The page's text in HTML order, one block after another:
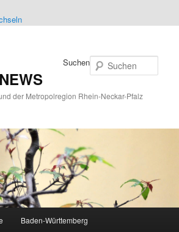
der Metropolregion Rhein-Neckar-Pfalz
Suchen
Baden-Württemberg